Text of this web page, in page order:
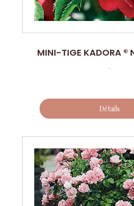
MINI-TIGE KADORA ®
...
Détails